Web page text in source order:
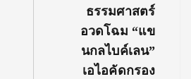
Post:
ธรรมศาสตร์
อวดโฉม “แข
นกลไบค์เลน”
เอไอคัดกรอง